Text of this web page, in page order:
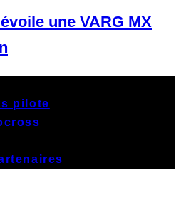
une VARG MX
pilote